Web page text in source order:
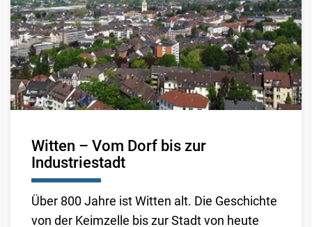
Witten – Vom Dorf bis zur
Industriestadt
Über 800 Jahre ist Witten alt. Die Geschichte
von der Keimzelle bis zur Stadt von heute